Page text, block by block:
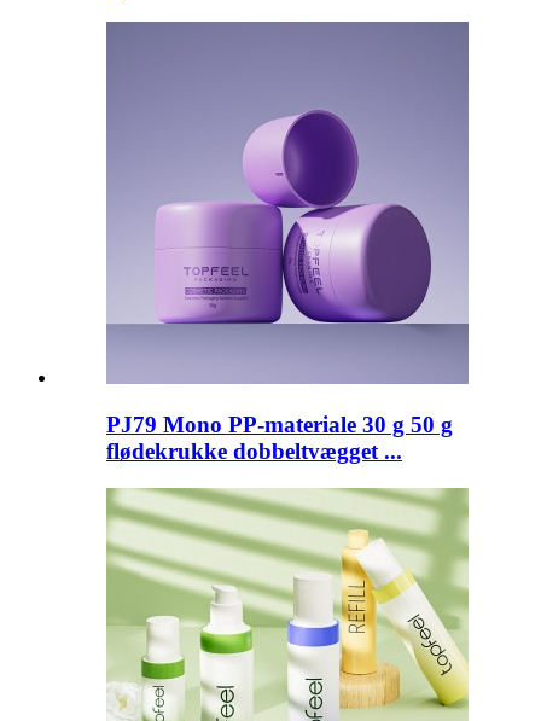
PJ79 Mono PP-materiale 30 g 50 g
flødekrukke dobbeltvægget ...